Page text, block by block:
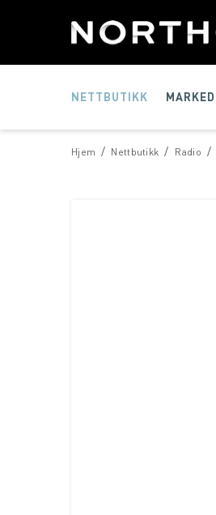
NETTBUTIKK
/
Hjem /
Nettbutikk /
Radio